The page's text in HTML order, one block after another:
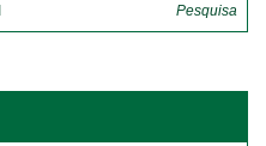
Pesquisa